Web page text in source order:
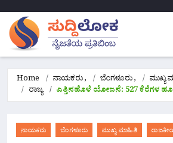
Home ನಾಯಕರು, ಬೆಂಗಳೂರು, ಮುಖ್ಯ
ರಾಜ್ಯ
ಎತ್ತಿನಹೊಳೆ ಯೋಜನೆ: 527 ಕೆರೆಗಳ
ನಾಯಕರು ಬೆಂಗಳೂರು ಮುಖ್ಯ ಮಾಹಿತಿ